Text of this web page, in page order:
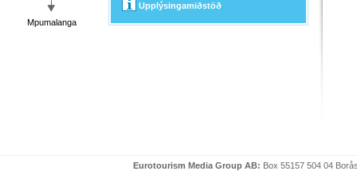
Mpumalanga
Upplýsingamiðstöð
Eurotourism Media Group AB: Box 55157 504 04